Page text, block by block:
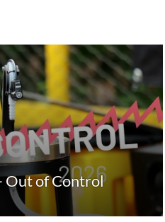
Out of Control